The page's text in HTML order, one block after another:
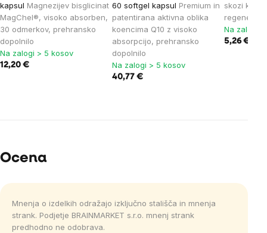
kapsul Magnezijev bisglicinat
MagChel®, visoko absorben,
30 odmerkov, prehransko
dopolnilo
Na zalogi > 5 kosov
12,20 €
60 softgel kapsul Premium in
patentirana aktivna oblika
koencima Q10 z visoko
absorpcijo, prehransko
dopolnilo
Na zalogi > 5 kosov
40,77 €
skozi kožo
Na zalogi
5,26 €
Ocena
Mnenja o izdelkih odražajo izključno stališča in mnenja
strank. Podjetje BRAINMARKET s.r.o. mnenj strank
predhodno ne odobrava.